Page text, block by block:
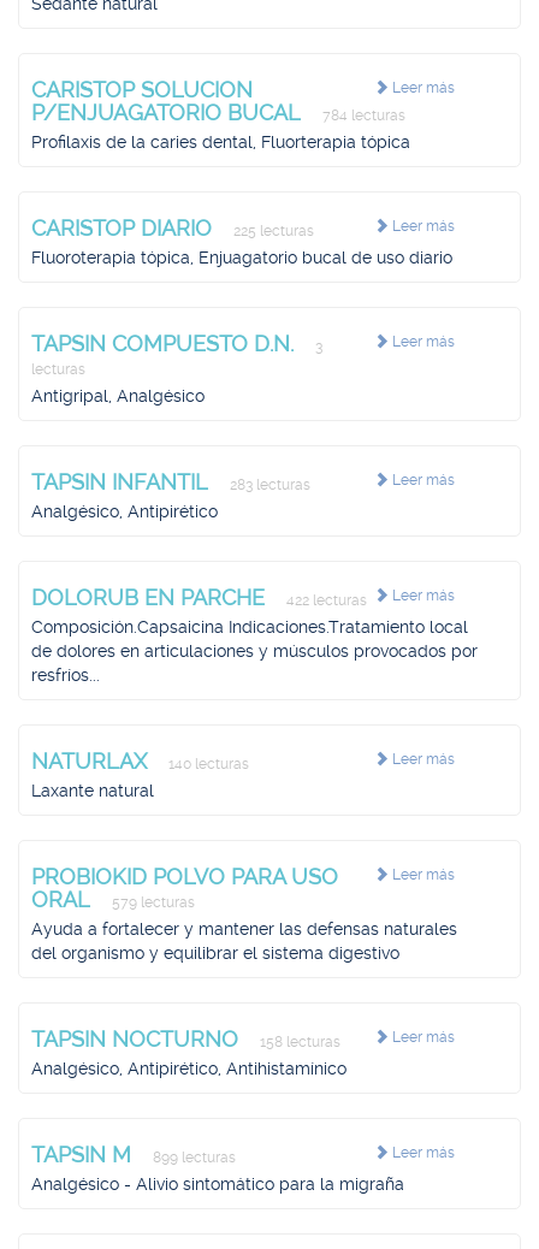
Leer más
CARISTOP SOLUCION
P/ENJUAGATORIO BUCAL
784 lecturas
Profilaxis de la caries dental, Fluorterapia tópica
Leer más
CARISTOP DIARIO 225 lecturas
Fluoroterapia tópica, Enjuagatorio bucal de uso diario
Leer más
TAPSIN COMPUESTO D.N.
3
lecturas
Antigripal, Analgésico
Leer más
TAPSIN INFANTIL 283 lecturas
Analgésico, Antipirético
Leer más
DOLORUB EN PARCHE 422 lecturas
Composición.Capsaicina Indicaciones.Tratamiento local
de dolores en articulaciones y músculos provocados por
resfríos...
Leer más
NATURLAX 140 lecturas
Laxante natural
Leer más
PROBIOKID POLVO PARA USO
ORAL
579 lecturas
Ayuda a fortalecer y mantener las defensas naturales
del organismo y equilibrar el sistema digestivo
Leer más
TAPSIN NOCTURNO 158 lecturas
Analgésico, Antipirético, Antihistamínico
Leer más
TAPSIN M 899 lecturas
Analgésico - Alivio sintomático para la migraña